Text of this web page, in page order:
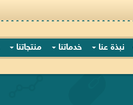
نبذة عنا خدماتنا منتجاتنا